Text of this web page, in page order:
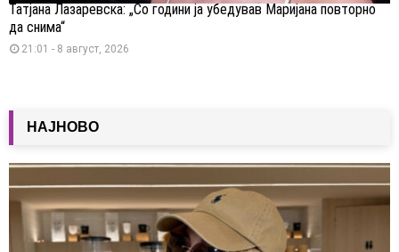
Татјана Лазаревска: „Со години ја убедував Маријана повторно
да снима“
21:01 - 8 август, 2026
НАЈНОВО